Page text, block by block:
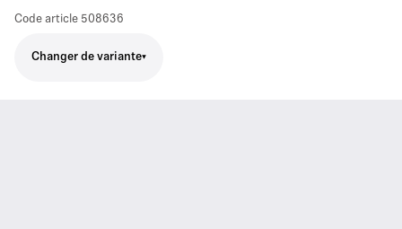
Code article 508636
Changer de variante